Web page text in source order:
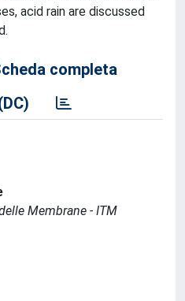
acid rain are discussed
completa
Membrane - ITM